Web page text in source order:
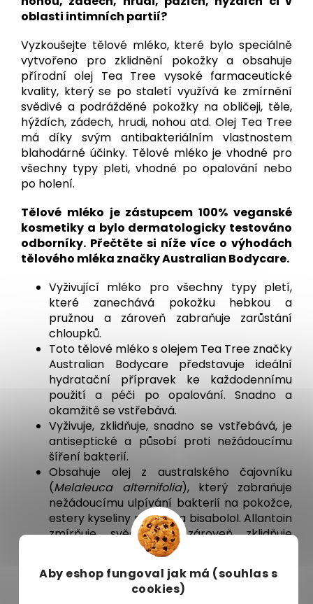
Aby eshop fungoval jak má (souhlas s
cookies)
oblasti intimních partií?
Vyzkoušejte tělové mléko, které bylo speciálně
vytvořeno pro zklidnění pokožky a obsahuje
přírodní olej Tea Tree vysoké farmaceutické
kvality, který se po staletí využívá ke zmírnění
svědivé a podrážděné pokožky na obličeji, těle,
hýždích, zádech, hrudi, nohou atd. Olej Tea Tree
má díky svým antibakteriálním vlastnostem
blahodárné účinky. Tělové mléko je vhodné pro
všechny typy pleti, vhodné po opalování nebo
po holení.
Tělové mléko je zástupcem 100% veganské
kosmetiky a bylo dermatologicky testováno
odborníky. Přečtěte si níže více o výhodách
tělového mléka značky Australian Bodycare.
Vyživující mléko pro všechny typy pletí,
které zanechává pokožku hebkou a
pružnou a zároveň zabraňuje zarůstání
chloupků.
Toto tělové mléko s olejem Tea Tree značky
Australian Bodycare představuje ideální
hydratační přípravek ke každodennímu
použití a péči po opalování. Snadno a
okamžitě se vstřebává.
Vyživuje, zklidňuje, snadno se vstřebává, je
antiseptické a působí proti nežádoucímu
šíření bakterií.
Obsahuje olej z australského čajovníku
(Melaleuca alternifolia), který zabraňuje
nežádoucímu ulpívání bakterií na pokožce,
estery kyseliny mléčné a bisabolol. Allantoin
zmírňuje svědění a zároveň zklidňuje
poškozenou pokožku.
Poskytuje všechny přírodní blahodárné
účinky oleje Tea Tree. Australští domorodí
obyvatelé využívali olej Tea Tree po staletí